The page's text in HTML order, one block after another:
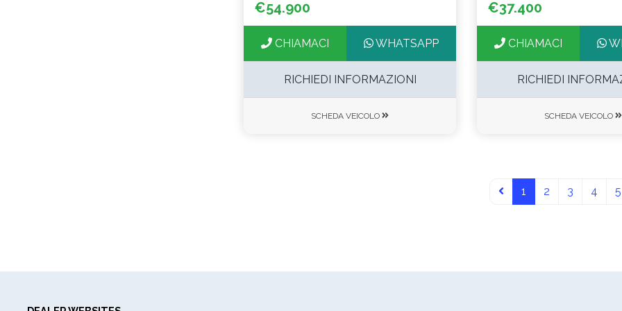
€54.900
CHIAMACI WHATSAPP
RICHIEDI INFORMAZIONI
SCHEDA VEICOLO
€37.400
CHIAMACI
RICHIEDI
SCHEDA VEICOLO
1 2 3 4 5